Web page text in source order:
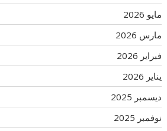
مايو 2026
مارس 2026
فبراير 2026
يناير 2026
ديسمبر 2025
نوفمبر 2025